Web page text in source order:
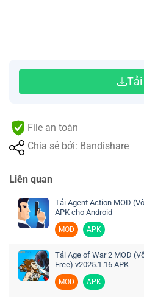
Tải
File an toàn
Chia sẻ bởi: Bandishare
Liên quan
Tải Agent Action MOD
APK cho Android
MOD APK
Tải Age of War 2 MOD
Free) v2025.1.16 APK
MOD APK